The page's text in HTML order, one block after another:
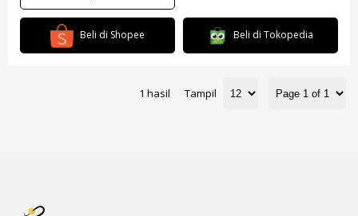
Beli di Shopee Beli di Tokopedia
1 hasil Tampil